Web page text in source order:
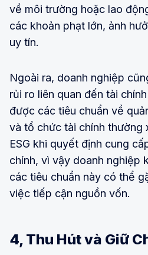
về môi trường hoặc lao
các khoản phạt lớn, ảnh
uy tín.
Ngoài ra, doanh nghiệp
rủi ro liên quan đến tài
được các tiêu chuẩn về
và tổ chức tài chính thường
ESG khi quyết định cung
chính, vì vậy doanh nghiệp
các tiêu chuẩn này có thể
việc tiếp cận nguồn vốn.
4, Thu Hút và Giữ